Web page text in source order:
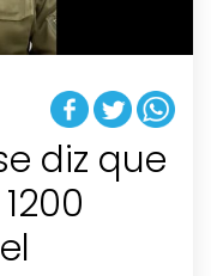
diz que